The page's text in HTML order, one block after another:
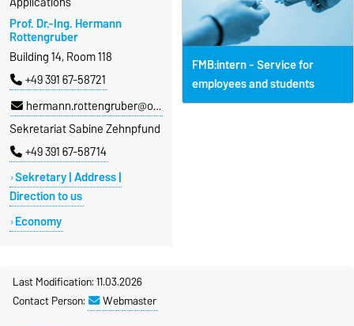
Prof. Dr.-Ing. Hermann
Rottengruber
Building 14, Room 118
+49 391 67-58721
hermann.rottengruber@ovgu.de
Sekretariat Sabine Zehnpfund
+49 391 67-58714
Sekretary | Address |
Direction to us
Economy
FMB:intern - Service for
employees and students
Last Modification: 11.03.2026
Contact Person:
Webmaster